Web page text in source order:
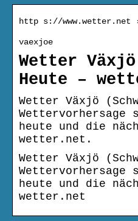
http s://www.wetter.net
vaexjoe
Wetter Växjö
Heute –
Wetter Växjö
Wettervorhersage
heute und die
wetter.net.
Wetter Växjö
Wettervorhersage
heute und die
wetter.net